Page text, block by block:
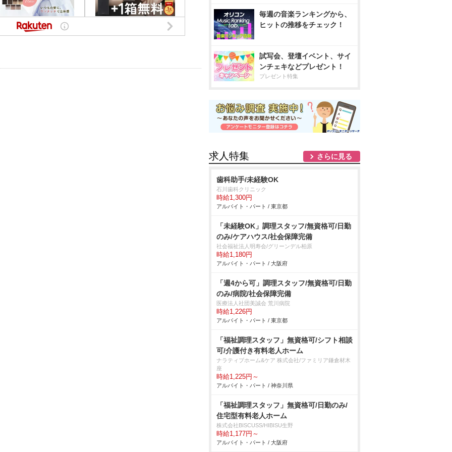
毎週の音楽ランキングから、
ヒットの推移をチェック！
試写会、登壇イベント、サイ
ンチェキなどプレゼント！
プレゼント特集
求人特集 さらに見る
歯科助手/未経験OK
石川歯科クリニック
時給1,300円
アルバイト・パート / 東京都
「未経験OK」調理スタッフ/無資格可/日勤
のみ/ケアハウス/社会保障完備
社会福祉法人明寿会/グリーンデル柏原
時給1,180円
アルバイト・パート / 大阪府
「週4から可」調理スタッフ/無資格可/日勤
のみ/病院/社会保障完備
医療法人社団美誠会 荒川病院
時給1,226円
アルバイト・パート / 東京都
「福祉調理スタッフ」無資格可/シフト相談
可/介護付き有料老人ホーム
ナラティブホーム&ケア 株式会社/ファミリア鎌倉材木
座
時給1,225円～
アルバイト・パート / 神奈川県
「福祉調理スタッフ」無資格可/日勤のみ/
住宅型有料老人ホーム
株式会社BISCUSS/HIBISU生野
時給1,177円～
アルバイト・パート / 大阪府